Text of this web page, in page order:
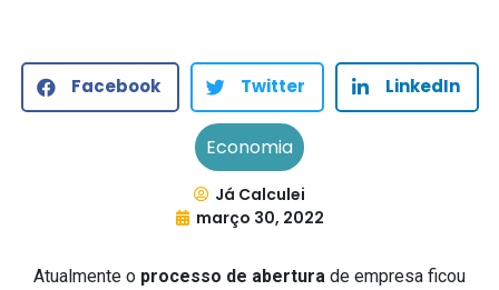
Facebook Twitter LinkedIn
Economia
Já Calculei
março 30, 2022
Atualmente o processo de abertura de empresa ficou